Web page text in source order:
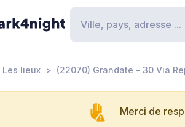
Les lieux (22070) Grandate - 30 Via
Merci de